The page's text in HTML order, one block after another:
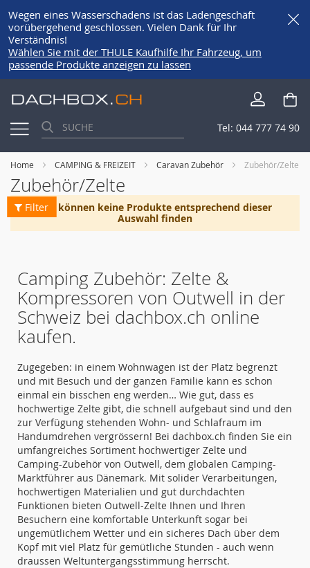
Wegen eines Wasserschadens ist das Ladengeschäft
vorübergehend geschlossen. Vielen Dank für Ihr
Verständnis!
Wählen Sie mit der THULE Kaufhilfe Ihr Fahrzeug, um
passende Produkte anzeigen zu lassen
zum
Tel: 044 777 74 90
Home CAMPING & FREIZEIT Caravan Zubehör Zubehör/Zelte
Zubehör/Zelte
Wir können keine Produkte entsprechend dieser
Auswahl finden
Camping Zubehör: Zelte &
Kompressoren von Outwell in der
Schweiz bei dachbox.ch online
kaufen.
Zugegeben: in einem Wohnwagen ist der Platz begrenzt
und mit Besuch und der ganzen Familie kann es schon
einmal ein bisschen eng werden… Wie gut, dass es
hochwertige Zelte gibt, die schnell aufgebaut sind und den
zur Verfügung stehenden Wohn- und Schlafraum im
Handumdrehen vergrössern! Bei dachbox.ch finden Sie ein
umfangreiches Sortiment hochwertiger Zelte und
Camping-Zubehör von Outwell, dem globalen Camping-
Marktführer aus Dänemark. Mit solider Verarbeitungen,
hochwertigen Materialien und gut durchdachten
Funktionen bieten Outwell-Zelte Ihnen und Ihren
Besuchern eine komfortable Unterkunft sogar bei
ungemütlichem Wetter und ein sicheres Dach über dem
Kopf mit viel Platz für gemütliche Stunden - auch wenn
draussen Weltuntergangsstimmung herrscht.
Filter